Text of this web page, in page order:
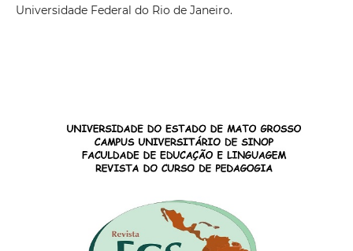
Universidade Federal do Rio de Janeiro.